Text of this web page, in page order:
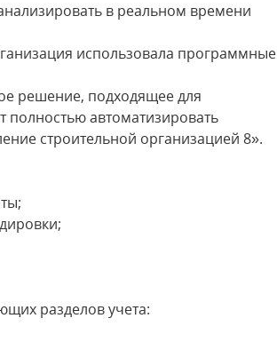
в реальном времени
использовала программные
решение, подходящее для
полностью автоматизировать
строительной организацией 8».
разделов учета: